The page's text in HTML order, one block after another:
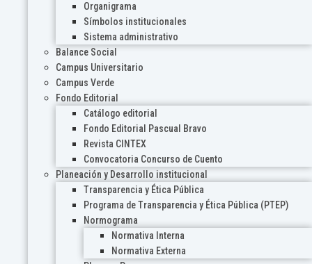
Organigrama
Símbolos institucionales
Sistema administrativo
Balance Social
Campus Universitario
Campus Verde
Fondo Editorial
Catálogo editorial
Fondo Editorial Pascual Bravo
Revista CINTEX
Convocatoria Concurso de Cuento
Planeación y Desarrollo institucional
Transparencia y Ética Pública
Programa de Transparencia y Ética Pública (PTEP)
Normograma
Normativa Interna
Normativa Externa